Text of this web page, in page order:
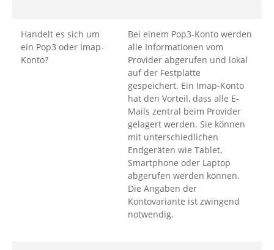
Handelt es sich um
ein Pop3 oder Imap-
Konto?
Bei einem Pop3-Konto werden
alle Informationen vom
Provider abgerufen und lokal
auf der Festplatte
gespeichert. Ein Imap-Konto
hat den Vorteil, dass alle E-
Mails zentral beim Provider
gelagert werden. Sie können
mit unterschiedlichen
Endgeräten wie Tablet,
Smartphone oder Laptop
abgerufen werden können.
Die Angaben der
Kontovariante ist zwingend
notwendig.